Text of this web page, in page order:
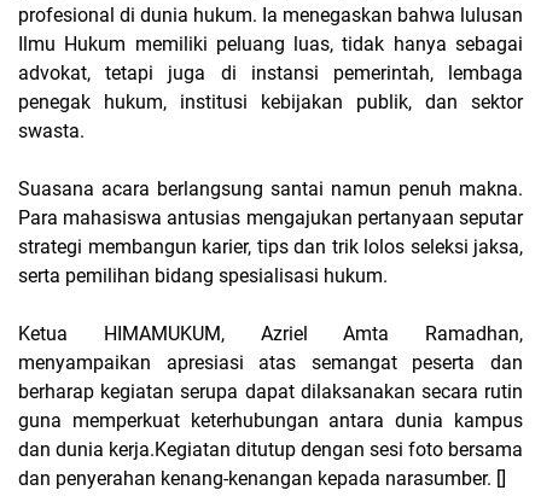
profesional di dunia hukum. Ia menegaskan bahwa lulusan
Ilmu Hukum memiliki peluang luas, tidak hanya sebagai
advokat, tetapi juga di instansi pemerintah, lembaga
penegak hukum, institusi kebijakan publik, dan sektor
swasta.
Suasana acara berlangsung santai namun penuh makna.
Para mahasiswa antusias mengajukan pertanyaan seputar
strategi membangun karier, tips dan trik lolos seleksi jaksa,
serta pemilihan bidang spesialisasi hukum.
Ketua HIMAMUKUM, Azriel Amta Ramadhan,
menyampaikan apresiasi atas semangat peserta dan
berharap kegiatan serupa dapat dilaksanakan secara rutin
guna memperkuat keterhubungan antara dunia kampus
dan dunia kerja.Kegiatan ditutup dengan sesi foto bersama
dan penyerahan kenang-kenangan kepada narasumber. []